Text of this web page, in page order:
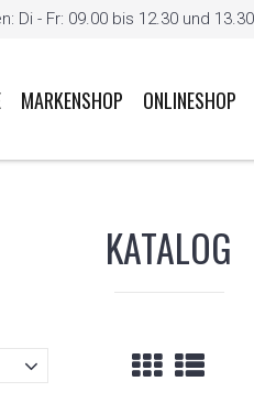
- Fr: 09.00 bis 12.30 und
MARKENSHOP ONLINESHOP
KATALOG